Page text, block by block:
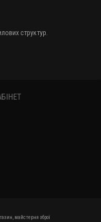
структур.
майстерня зброї